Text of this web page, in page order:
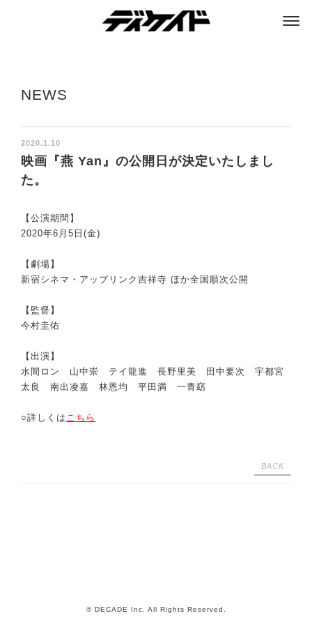
NEWS
2020.1.10
映画『燕 Yan』の公開日が決定いたしまし
た。
【公演期間】
2020年6月5日(金)
【劇場】
新宿シネマ・アップリンク吉祥寺 ほか全国順次公開
【監督】
今村圭佑
【出演】
水間ロン 山中崇 テイ龍進 長野里美 田中要次 宇都宮
太良 南出凌嘉 林恩均 平田満 一青窈
○詳しくは こちら
BACK
© DECADE Inc. All Rights Reserved.